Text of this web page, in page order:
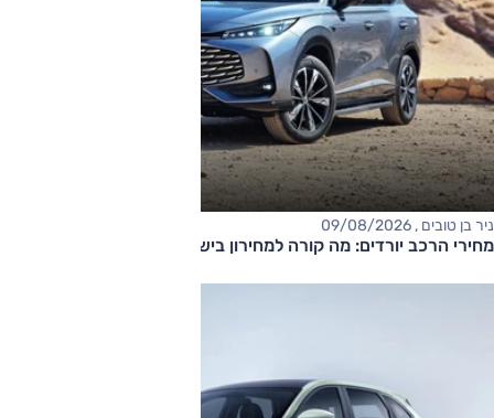
ניר בן טובים , 09/08/2026
מחירי הרכב יורדים: מה קורה למחירון בישראל?